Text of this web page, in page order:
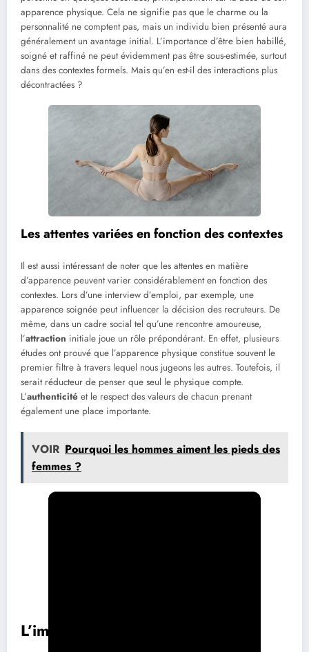
apparence physique. Cela ne signifie pas que le charme ou la
personnalité ne comptent pas, mais un individu bien présenté aura
généralement un avantage initial. L’importance d’être bien habillé,
soigné et raffiné ne peut évidemment pas être sous-estimée, surtout
dans des contextes formels. Mais qu’en est-il des interactions plus
décontractées ?
Les attentes variées en fonction des contextes
Il est aussi intéressant de noter que les attentes en matière
d’apparence peuvent varier considérablement en fonction des
contextes. Lors d’une interview d’emploi, par exemple, une
apparence soignée peut influencer la décision des recruteurs. De
même, dans un cadre social tel qu’une rencontre amoureuse,
l’attraction initiale joue un rôle prépondérant. En effet, plusieurs
études ont prouvé que l’apparence physique constitue souvent le
premier filtre à travers lequel nous jugeons les autres. Toutefois, il
serait réducteur de penser que seul le physique compte.
L’authenticité et le respect des valeurs de chacun prenant
également une place importante.
VOIR Pourquoi les hommes aiment les pieds des
femmes ?
L’importance de l’authenticité